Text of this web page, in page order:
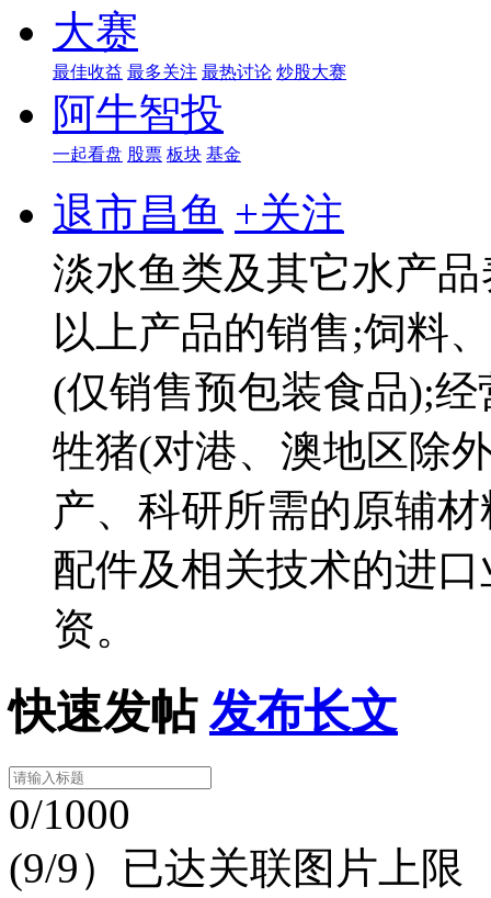
大赛
最佳收益 最多关注 最热讨论 炒股大赛
阿牛智投
一起看盘 股票 板块 基金
退市昌鱼 +关注
淡水鱼类及其它水产
以上产品的销售;饲料
(仅销售预包装食品);
牲猪(对港、澳地区除
产、科研所需的原辅
配件及相关技术的进
资。
快速发帖 发布长文
0/1000
(9/9）已达关联图片上限